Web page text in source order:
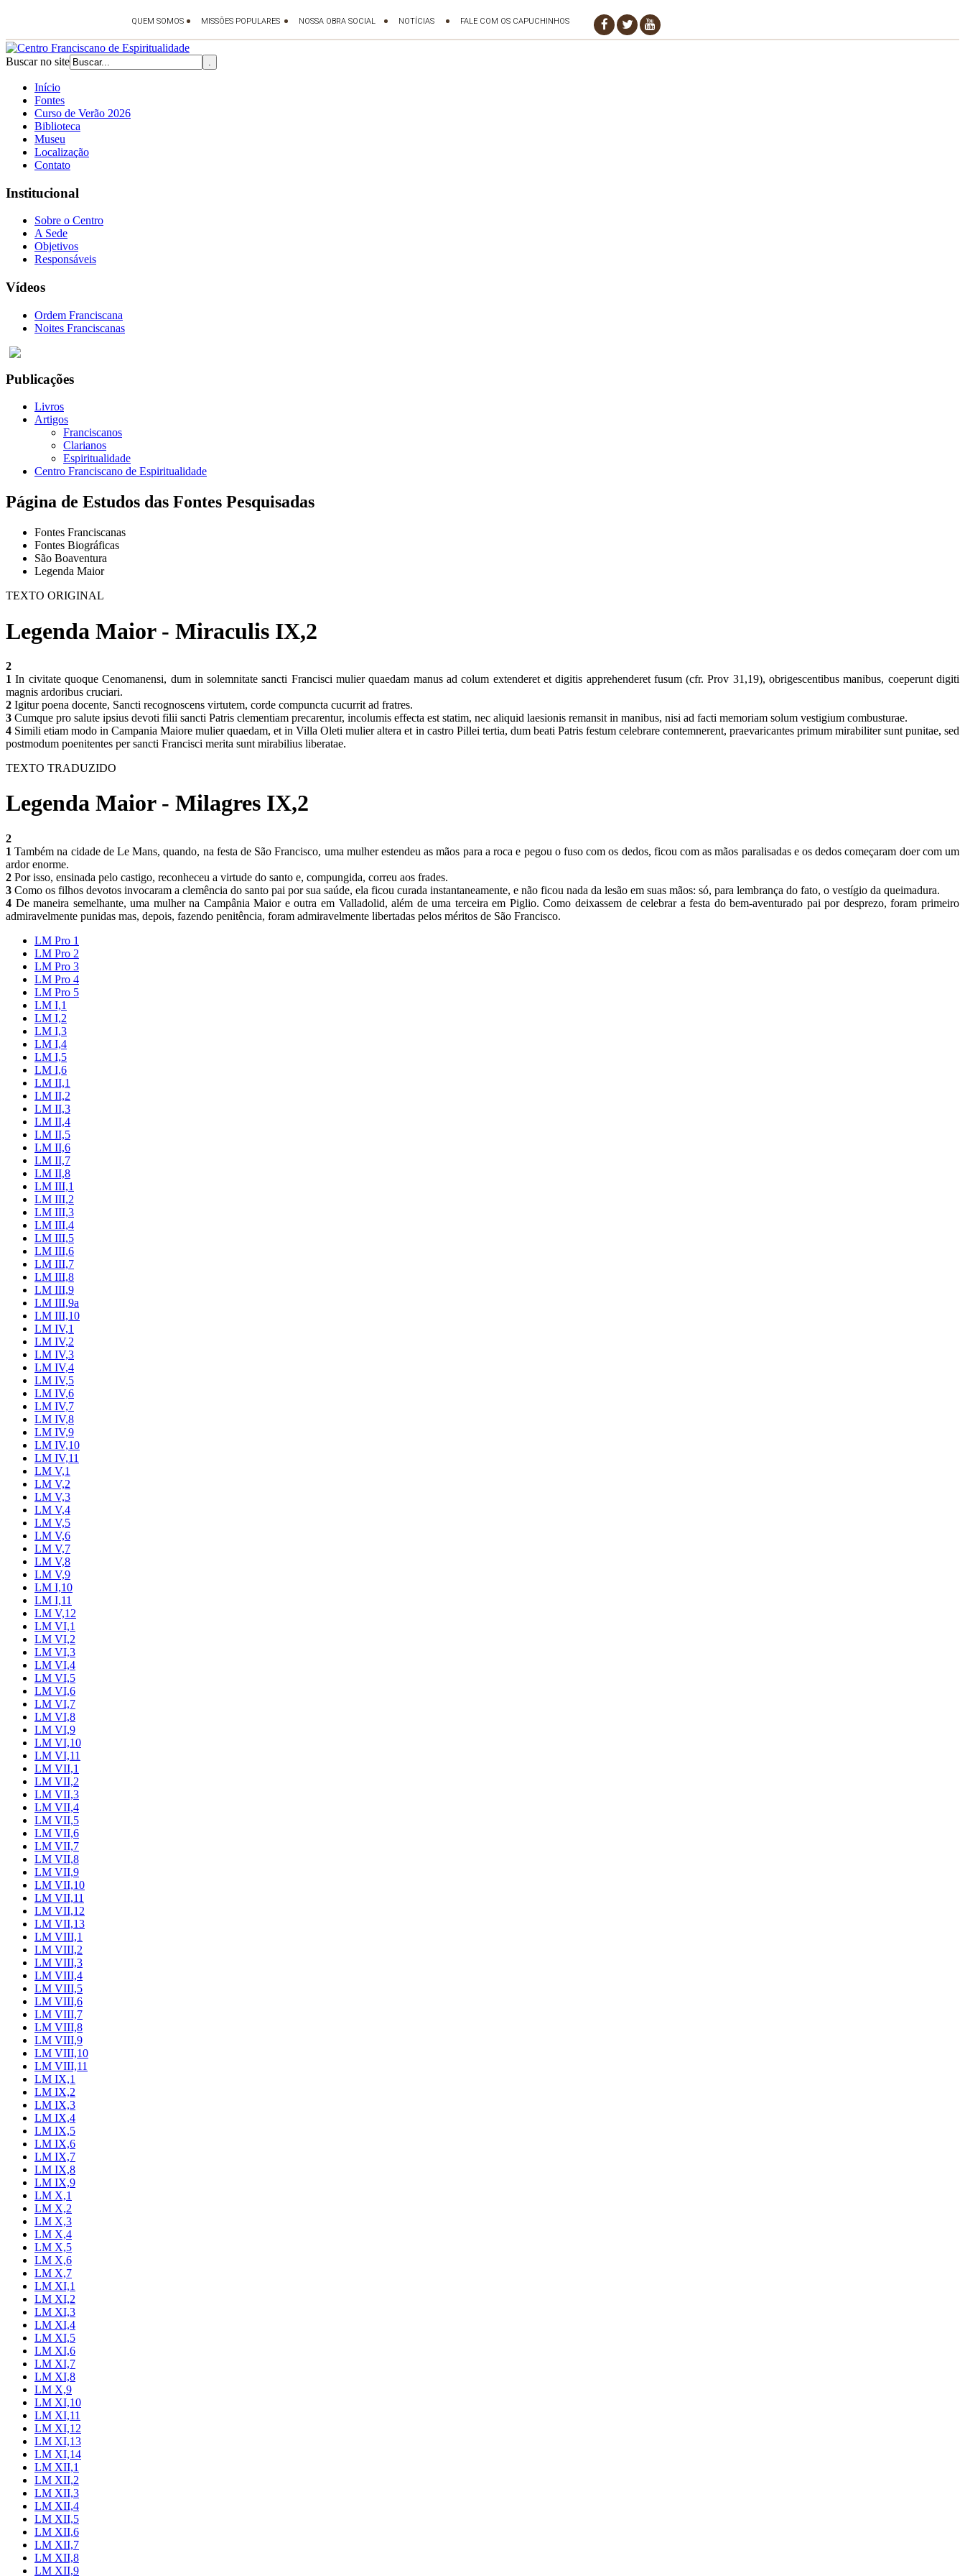
Buscar no site
Início
Fontes
Curso de Verão 2026
Biblioteca
Museu
Localização
Contato
Institucional
Sobre o Centro
A Sede
Objetivos
Responsáveis
Vídeos
Ordem Franciscana
Noites Franciscanas
Publicações
Livros
Artigos
Franciscanos
Clarianos
Espiritualidade
Centro Franciscano de Espiritualidade
Página de Estudos das Fontes Pesquisadas
Fontes Franciscanas
Fontes Biográficas
São Boaventura
Legenda Maior
TEXTO ORIGINAL
Legenda Maior - Miraculis IX,2
2
1 In civitate quoque Cenomanensi, dum in solemnitate sancti Francisci mulier quaedam manus ad colum extenderet et digitis apprehenderet fusum (cfr. Prov 31,19), obrigescentibus manibus, coeperunt digiti
magnis ardoribus cruciari.
2 Igitur poena docente, Sancti recognoscens virtutem, corde compuncta cucurrit ad fratres.
3 Cumque pro salute ipsius devoti filii sancti Patris clementiam precarentur, incolumis effecta est statim, nec aliquid laesionis remansit in manibus, nisi ad facti memoriam solum vestigium combusturae.
4 Simili etiam modo in Campania Maiore mulier quaedam, et in Villa Oleti mulier altera et in castro Pillei tertia, dum beati Patris festum celebrare contemnerent, praevaricantes primum mirabiliter sunt punitae, sed
postmodum poenitentes per sancti Francisci merita sunt mirabilius liberatae.
TEXTO TRADUZIDO
Legenda Maior - Milagres IX,2
2
1 Também na cidade de Le Mans, quando, na festa de São Francisco, uma mulher estendeu as mãos para a roca e pegou o fuso com os dedos, ficou com as mãos paralisadas e os dedos começaram doer com um
ardor enorme.
2 Por isso, ensinada pelo castigo, reconheceu a virtude do santo e, compungida, correu aos frades.
3 Como os filhos devotos invocaram a clemência do santo pai por sua saúde, ela ficou curada instantaneamente, e não ficou nada da lesão em suas mãos: só, para lembrança do fato, o vestígio da queimadura.
4 De maneira semelhante, uma mulher na Campânia Maior e outra em Valladolid, além de uma terceira em Piglio. Como deixassem de celebrar a festa do bem-aventurado pai por desprezo, foram primeiro
admiravelmente punidas mas, depois, fazendo penitência, foram admiravelmente libertadas pelos méritos de São Francisco.
LM Pro 1
LM Pro 2
LM Pro 3
LM Pro 4
LM Pro 5
LM I,1
LM I,2
LM I,3
LM I,4
LM I,5
LM I,6
LM II,1
LM II,2
LM II,3
LM II,4
LM II,5
LM II,6
LM II,7
LM II,8
LM III,1
LM III,2
LM III,3
LM III,4
LM III,5
LM III,6
LM III,7
LM III,8
LM III,9
LM III,9a
LM III,10
LM IV,1
LM IV,2
LM IV,3
LM IV,4
LM IV,5
LM IV,6
LM IV,7
LM IV,8
LM IV,9
LM IV,10
LM IV,11
LM V,1
LM V,2
LM V,3
LM V,4
LM V,5
LM V,6
LM V,7
LM V,8
LM V,9
LM I,10
LM I,11
LM V,12
LM VI,1
LM VI,2
LM VI,3
LM VI,4
LM VI,5
LM VI,6
LM VI,7
LM VI,8
LM VI,9
LM VI,10
LM VI,11
LM VII,1
LM VII,2
LM VII,3
LM VII,4
LM VII,5
LM VII,6
LM VII,7
LM VII,8
LM VII,9
LM VII,10
LM VII,11
LM VII,12
LM VII,13
LM VIII,1
LM VIII,2
LM VIII,3
LM VIII,4
LM VIII,5
LM VIII,6
LM VIII,7
LM VIII,8
LM VIII,9
LM VIII,10
LM VIII,11
LM IX,1
LM IX,2
LM IX,3
LM IX,4
LM IX,5
LM IX,6
LM IX,7
LM IX,8
LM IX,9
LM X,1
LM X,2
LM X,3
LM X,4
LM X,5
LM X,6
LM X,7
LM XI,1
LM XI,2
LM XI,3
LM XI,4
LM XI,5
LM XI,6
LM XI,7
LM XI,8
LM X,9
LM XI,10
LM XI,11
LM XI,12
LM XI,13
LM XI,14
LM XII,1
LM XII,2
LM XII,3
LM XII,4
LM XII,5
LM XII,6
LM XII,7
LM XII,8
LM XII,9